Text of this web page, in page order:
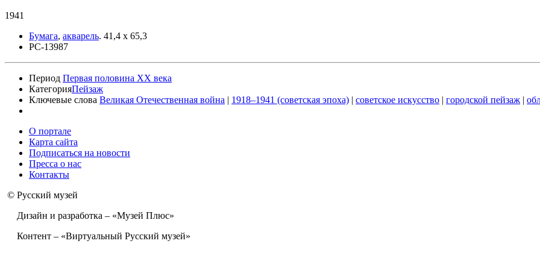
1941
Бумага, акварель. 41,4 x 65,3
РС-13987
Период Первая половина XX века
КатегорияПейзаж
Ключевые слова Великая Отечественная война | 1918–1941 (советская эпоха) | советское искусство | городской пейзаж |
О портале
Карта сайта
Подписаться на новости
Пресса о нас
Контакты
© Русский музей
Дизайн и разработка – «Музей Плюс»
Контент – «Виртуальный Русский музей»